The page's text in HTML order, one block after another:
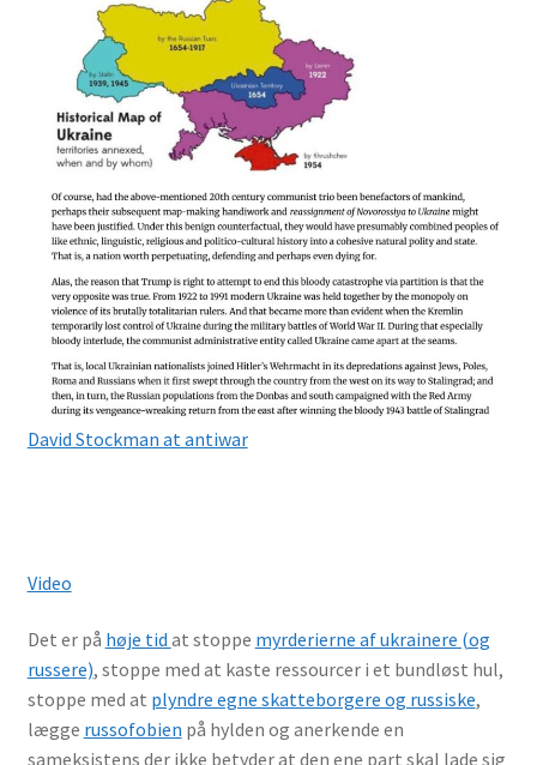
David Stockman at antiwar
Video
Det er på høje tid at stoppe myrderierne af ukrainere (og
russere), stoppe med at kaste ressourcer i et bundløst hul,
stoppe med at plyndre egne skatteborgere og russiske,
lægge russofobien på hylden og anerkende en
sameksistens der ikke betyder at den ene part skal lade sig